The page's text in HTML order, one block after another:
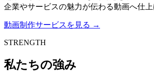
企業やサービスの魅力が伝わる動画へ仕上
動画制作サービスを見る →
STRENGTH
私たちの強み